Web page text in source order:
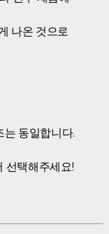
나온 것으로
는 동일합니다.
선택해주세요!